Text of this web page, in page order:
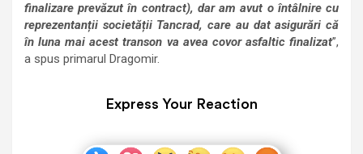
finalizare prevăzut în contract), dar am avut o întâlnire cu
reprezentanții societății Tancrad, care au dat asigurări că
în luna mai acest transon va avea covor asfaltic finalizat”,
a spus primarul Dragomir.
Express Your Reaction